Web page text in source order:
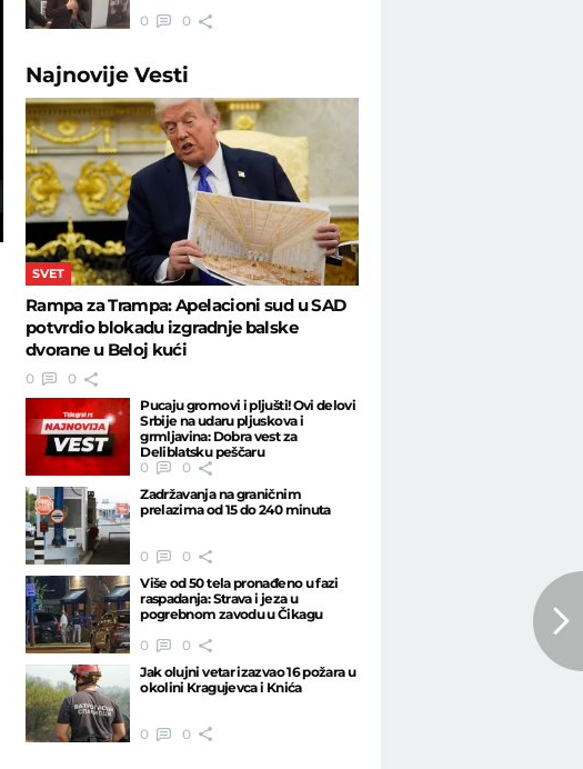
0
0
NajnovijeVesti
SVET
Rampa za Trampa: Apelacioni sud u SAD
potvrdio blokadu izgradnje balske
dvorane u Beloj kući
0
0
Pucaju gromovi i pljušti! Ovi delovi
Srbije na udaru pljuskova i
grmljavina: Dobra vest za
Deliblatsku peščaru
0
0
Zadržavanja na graničnim
prelazima od 15 do 240 minuta
0
0
Više od 50 tela pronađeno u fazi
raspadanja: Strava i jeza u
pogrebnom zavodu u Čikagu
0
0
Jak olujni vetar izazvao 16 požara u
okolini Kragujevca i Knića
0 0